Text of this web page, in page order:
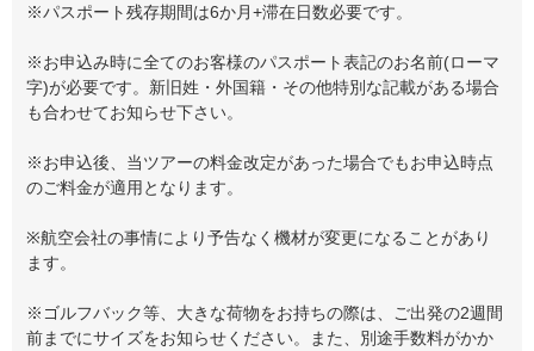
※パスポート残存期間は6か月+滞在日数必要です。
※お申込み時に全てのお客様のパスポート表記のお名前(ローマ
字)が必要です。新旧姓・外国籍・その他特別な記載がある場合
も合わせてお知らせ下さい。
※お申込後、当ツアーの料金改定があった場合でもお申込時点
のご料金が適用となります。
※航空会社の事情により予告なく機材が変更になることがあり
ます。
※ゴルフバック等、大きな荷物をお持ちの際は、ご出発の2週間
前までにサイズをお知らせください。また、別途手数料がかか